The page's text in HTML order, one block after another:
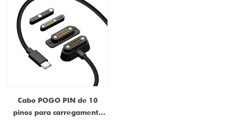
Cabo POGO PIN de 10
pinos para carregamento